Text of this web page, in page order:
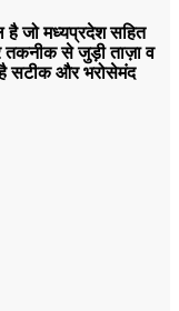
है जो मध्यप्रदेश सहित
तकनीक से जुड़ी ताज़ा व
है सटीक और भरोसेमंद